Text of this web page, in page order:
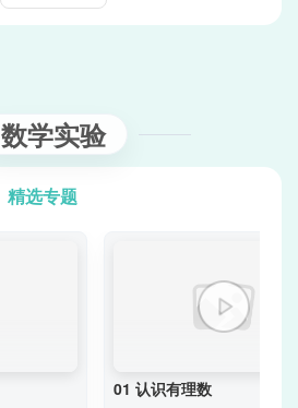
数学实验
精选专题
01 认识有理数